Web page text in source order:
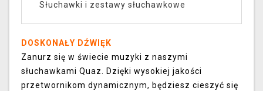
Słuchawki i zestawy słuchawkowe
DOSKONAŁY DŹWIĘK
Zanurz się w świecie muzyki z naszymi
słuchawkami Quaz. Dzięki wysokiej jakości
przetwornikom dynamicznym, będziesz cieszyć się